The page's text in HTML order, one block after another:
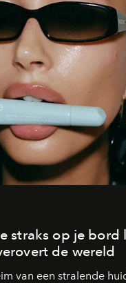
straks op je bord
de wereld
van een stralende